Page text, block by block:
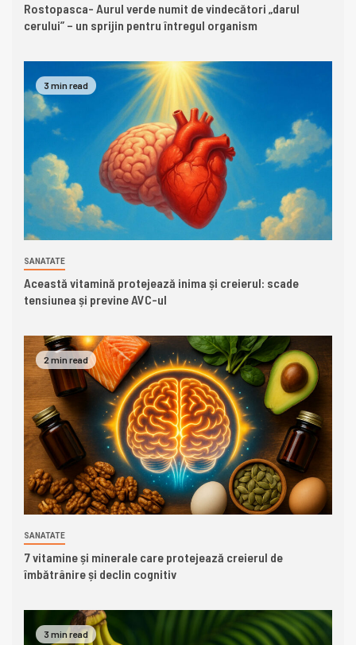
Rostopasca- Aurul verde numit de vindecători „darul
cerului” – un sprijin pentru întregul organism
3 min read
SANATATE
Această vitamină protejează inima și creierul: scade
tensiunea și previne AVC-ul
2 min read
SANATATE
7 vitamine și minerale care protejează creierul de
îmbătrânire și declin cognitiv
3 min read